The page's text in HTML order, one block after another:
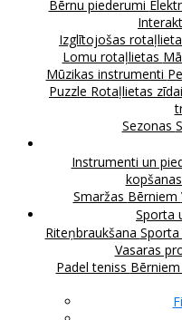
Bērnu piederumi
Izglītojošas
Lomu rotaļlietas
Mūzikas instrumenti
Puzzle Rotaļlietas
Sezonas
Instrumenti un
kopšanas
Smaržas Bērniem
Sporta
Riteņbraukšana
Vasaras
Padel teniss Bērniem